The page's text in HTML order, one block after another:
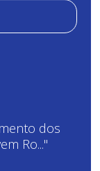
dos
Ro..."